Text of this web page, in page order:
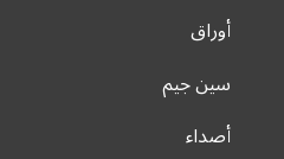
أوراق
سين جيم
أصداء